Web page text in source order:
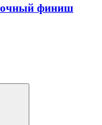
финиш